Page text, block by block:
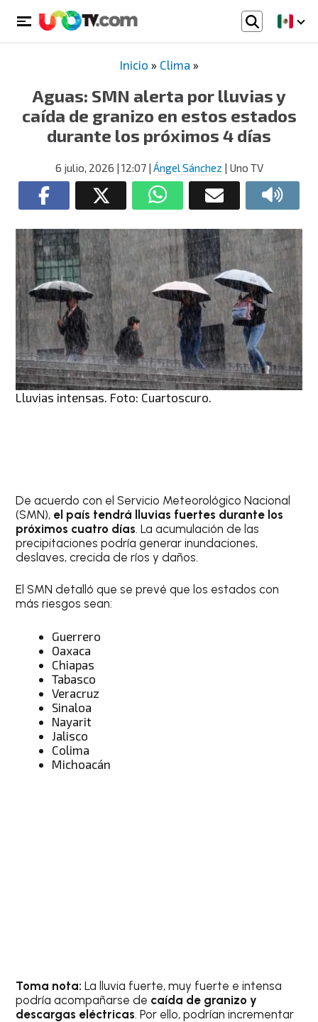
Inicio » Clima »
Aguas: SMN alerta por lluvias y
caída de granizo en estos estados
durante los próximos 4 días
6 julio, 2026 | 12:07| Ángel Sánchez | Uno TV
Lluvias intensas. Foto: Cuartoscuro.
De acuerdo con el Servicio Meteorológico Nacional
(SMN), el país tendrá lluvias fuertes durante los
próximos cuatro días. La acumulación de las
precipitaciones podría generar inundaciones,
deslaves, crecida de ríos y daños.
El SMN detalló que se prevé que los estados con
más riesgos sean:
Guerrero
Oaxaca
Chiapas
Tabasco
Veracruz
Sinaloa
Nayarit
Jalisco
Colima
Michoacán
Toma nota: La lluvia fuerte, muy fuerte e intensa
podría acompañarse de caída de granizo y
descargas eléctricas. Por ello, podrían incrementar